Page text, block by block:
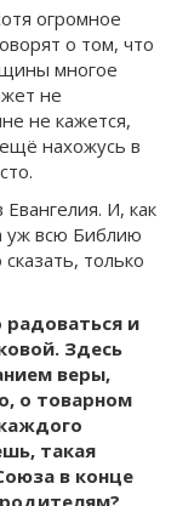
огромное
о том, что
многое
не
не кажется,
нахожусь в
И, как
уж всю Библию
только
радоваться и
Здесь
веры,
о товарном
такая
в конце